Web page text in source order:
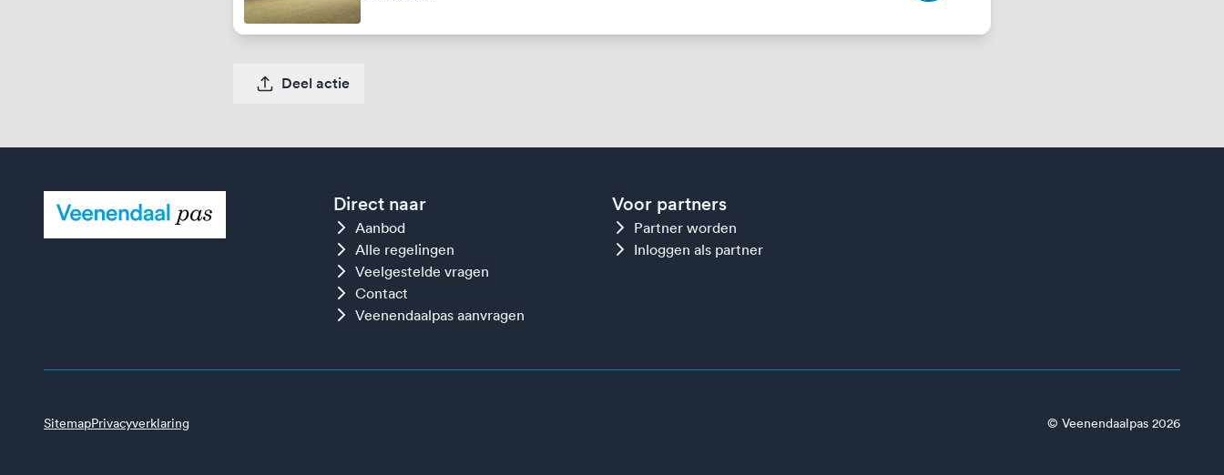
Deel actie
Direct naar
Aanbod
Alle regelingen
Veelgestelde vragen
Contact
Veenendaalpas aanvragen
Voor partners
Partner worden
Inloggen als partner
SitemapPrivacyverklaring © Veenendaalpas 2026